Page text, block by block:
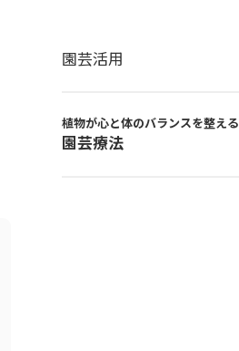
園芸活用
植物が心と体のバランスを整える
園芸療法